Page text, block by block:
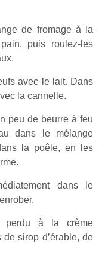
de fromage à la
puis roulez-les
avec le lait. Dans
la cannelle.
peu de beurre à feu
dans le mélange
la poêle, en les
dans le
perdu à la crème
sirop d’érable, de